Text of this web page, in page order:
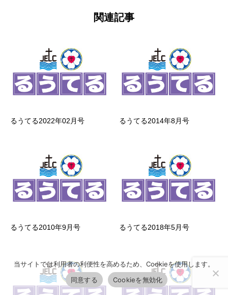
関連記事
るうてる2022年02月号 るうてる2014年8月号
るうてる2010年9月号 るうてる2018年5月号
当サイトでは利用者の利便性を高めるため、Cookieを使用します。
同意する
Cookieを無効化